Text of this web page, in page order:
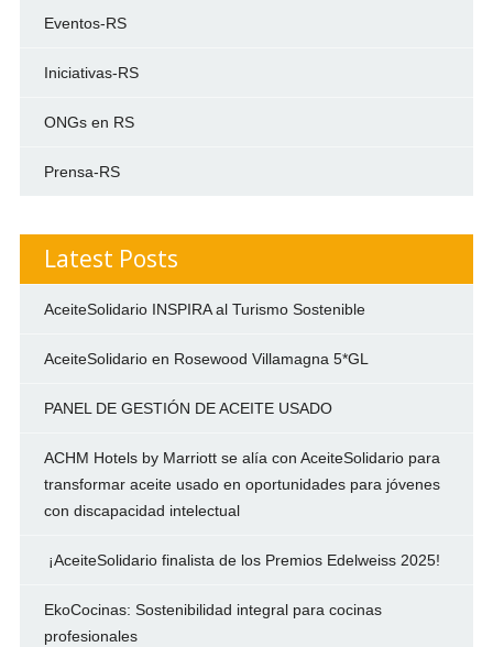
Eventos-RS
Iniciativas-RS
ONGs en RS
Prensa-RS
Latest Posts
AceiteSolidario INSPIRA al Turismo Sostenible
AceiteSolidario en Rosewood Villamagna 5*GL
PANEL DE GESTIÓN DE ACEITE USADO
ACHM Hotels by Marriott se alía con AceiteSolidario para
transformar aceite usado en oportunidades para jóvenes
con discapacidad intelectual
¡AceiteSolidario finalista de los Premios Edelweiss 2025!
EkoCocinas: Sostenibilidad integral para cocinas
profesionales